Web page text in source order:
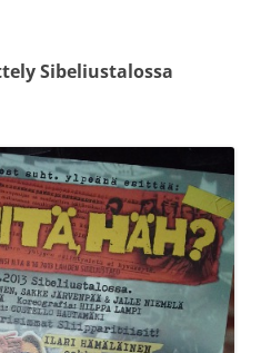
Sibeliustalossa